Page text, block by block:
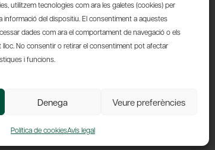
utilitzem tecnologies com ara les galetes (cookies) per
informació del dispositiu. El consentiment a aquestes
dades com ara el comportament de navegació o els
No consentir o retirar el consentiment pot afectar
i funcions.
Denega Veure preferències
Política de cookiesAvís legal